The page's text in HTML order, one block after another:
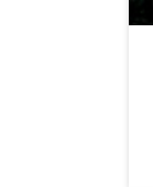
Um
diesen